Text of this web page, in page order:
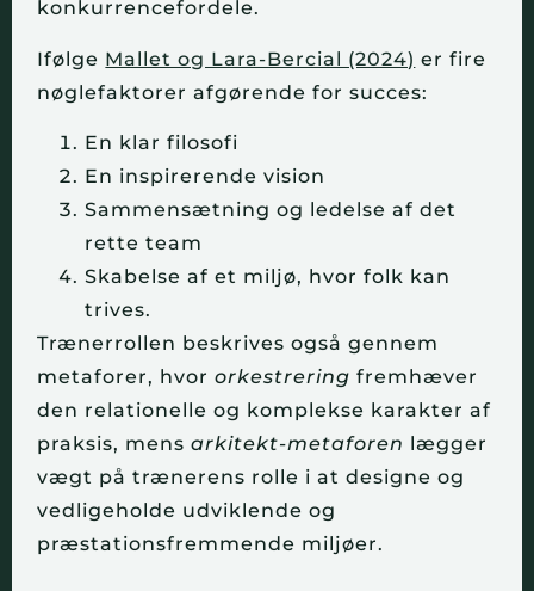
konkurrencefordele.
Ifølge Mallet og Lara-Bercial (2024) er fire
nøglefaktorer afgørende for succes:
En klar filosofi
En inspirerende vision
Sammensætning og ledelse af det
rette team
Skabelse af et miljø, hvor folk kan
trives.
Trænerrollen beskrives også gennem
metaforer, hvororkestrering fremhæver
den relationelle og komplekse karakter af
praksis, mensarkitekt-metaforen lægger
vægt på trænerens rolle i at designe og
vedligeholde udviklende og
præstationsfremmende miljøer.